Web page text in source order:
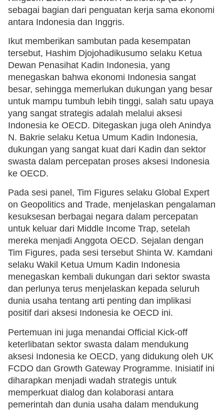
sebagai bagian dari penguatan kerja sama ekonomi
antara Indonesia dan Inggris.
Ikut memberikan sambutan pada kesempatan
tersebut, Hashim Djojohadikusumo selaku Ketua
Dewan Penasihat Kadin Indonesia, yang
menegaskan bahwa ekonomi Indonesia sangat
besar, sehingga memerlukan dukungan yang besar
untuk mampu tumbuh lebih tinggi, salah satu upaya
yang sangat strategis adalah melalui aksesi
Indonesia ke OECD. Ditegaskan juga oleh Anindya
N. Bakrie selaku Ketua Umum Kadin Indonesia,
dukungan yang sangat kuat dari Kadin dan sektor
swasta dalam percepatan proses aksesi Indonesia
ke OECD.
Pada sesi panel, Tim Figures selaku Global Expert
on Geopolitics and Trade, menjelaskan pengalaman
kesuksesan berbagai negara dalam percepatan
untuk keluar dari Middle Income Trap, setelah
mereka menjadi Anggota OECD. Sejalan dengan
Tim Figures, pada sesi tersebut Shinta W. Kamdani
selaku Wakil Ketua Umum Kadin Indonesia
menegaskan kembali dukungan dari sektor swasta
dan perlunya terus menjelaskan kepada seluruh
dunia usaha tentang arti penting dan implikasi
positif dari aksesi Indonesia ke OECD ini.
Pertemuan ini juga menandai Official Kick-off
keterlibatan sektor swasta dalam mendukung
aksesi Indonesia ke OECD, yang didukung oleh UK
FCDO dan Growth Gateway Programme. Inisiatif ini
diharapkan menjadi wadah strategis untuk
memperkuat dialog dan kolaborasi antara
pemerintah dan dunia usaha dalam mendukung